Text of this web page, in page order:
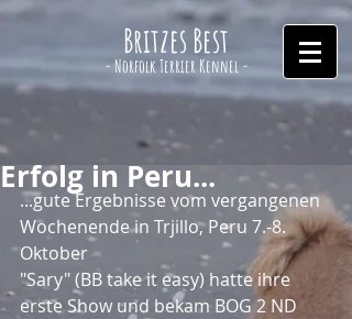
Britzes Best
- Norfolk Terrier Kennel -
Erfolg in Peru...
...gute Ergebnisse vom vergangenen
Wochenende in Trjillo, Peru 7.-8.
Oktober
"Sary" (BB take it easy) hatte ihre
erste Show und bekam BOG 2 ND